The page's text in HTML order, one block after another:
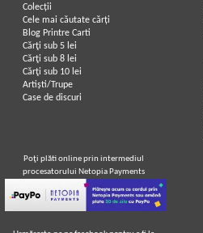
Colecții
Cele mai căutate cărți
Blog Printre Carti
Cărţi sub 5 lei
Cărţi sub 8 lei
Cărţi sub 10 lei
Artiști/Trupe
Case de discuri
Poţi plăti online prin intermediul
procesatorului Netopia Payments